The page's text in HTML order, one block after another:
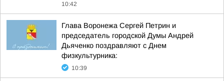
10:42
Глава Воронежа Сергей Петрин и
председатель городской Думы Андрей
Дьяченко поздравляют с Днем
физкультурника:
10:39